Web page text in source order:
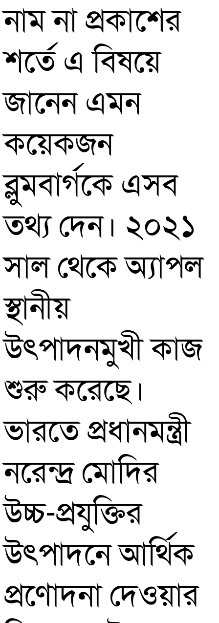
নাম না প্রকাশের
শর্তে এ বিষয়ে
জানেন এমন
কয়েকজন
ব্লুমবার্গকে এসব
তথ্য দেন। ২০২১
সাল থেকে অ্যাপল
স্থানীয়
উৎপাদনমুখী কাজ
শুরু করেছে।
ভারতে প্রধানমন্ত্রী
নরেন্দ্র মোদির
উচ্চ-প্রযুক্তির
উৎপাদনে আর্থিক
প্রণোদনা দেওয়ার